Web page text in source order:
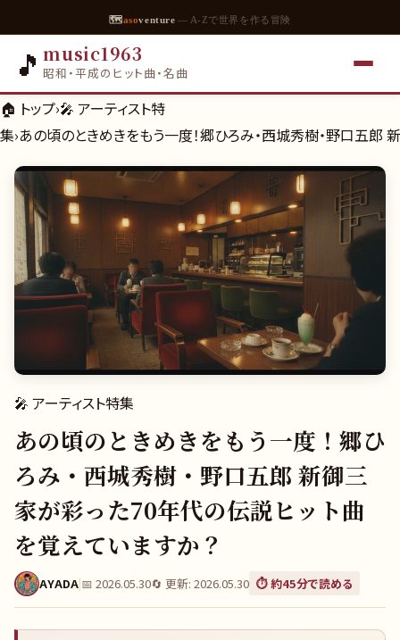
🗺asoventure — A-Zで世界を作る冒険
🎵 music1963
昭和・平成のヒット曲・名曲
🏠 トップ›🎤 アーティスト特
集›あの頃のときめきをもう一度！郷ひろみ・西城秀樹・野口五
🎤 アーティスト特集
あの頃のときめきをもう一度！郷ひ
ろみ・西城秀樹・野口五郎 新御三
家が彩った70年代の伝説ヒット曲
を覚えていますか？
AYADA|📅 2026.05.30🔄 更新: 2026.05.30 ⏱️ 約45分で読める